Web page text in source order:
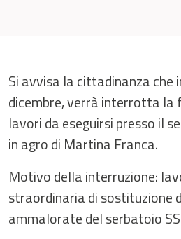
Si avvisa la cittadinanza che
dicembre, verrà interrotta la
lavori da eseguirsi presso il
in agro di Martina Franca.
Motivo della interruzione:
straordinaria di sostituzione
ammalorate del serbatoio